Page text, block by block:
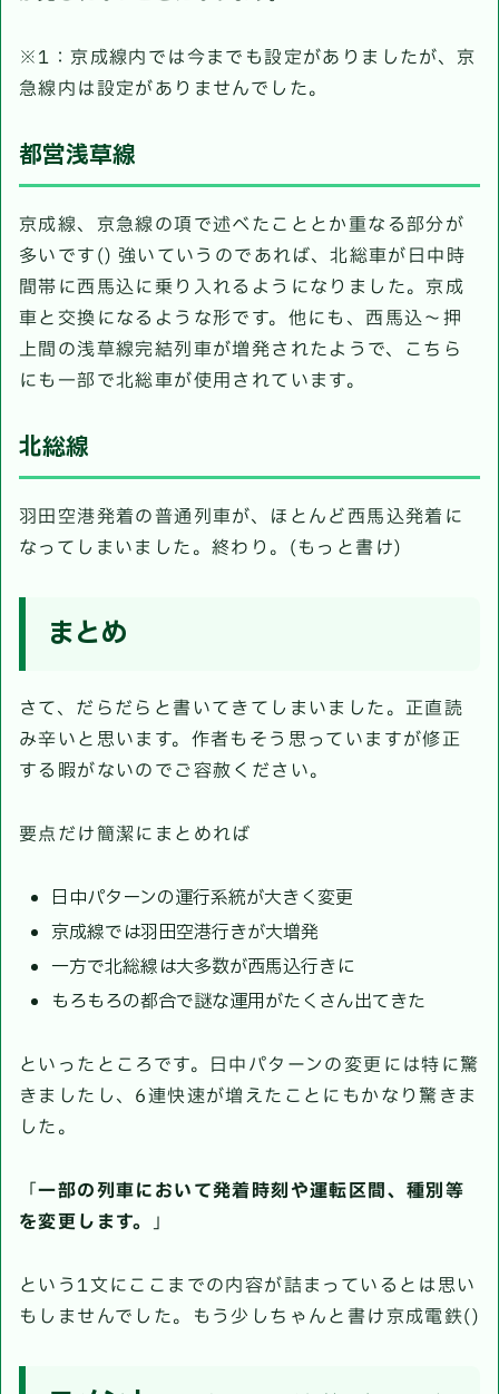
※1：京成線内では今までも設定がありましたが、京
急線内は設定がありませんでした。
都営浅草線
京成線、京急線の項で述べたこととか重なる部分が
多いです() 強いていうのであれば、北総車が日中時
間帯に西馬込に乗り入れるようになりました。京成
車と交換になるような形です。他にも、西馬込～押
上間の浅草線完結列車が増発されたようで、こちら
にも一部で北総車が使用されています。
北総線
羽田空港発着の普通列車が、ほとんど西馬込発着に
なってしまいました。終わり。(もっと書け)
まとめ
さて、だらだらと書いてきてしまいました。正直読
み辛いと思います。作者もそう思っていますが修正
する暇がないのでご容赦ください。
要点だけ簡潔にまとめれば
日中パターンの運行系統が大きく変更
京成線では羽田空港行きが大増発
一方で北総線は大多数が西馬込行きに
もろもろの都合で謎な運用がたくさん出てきた
といったところです。日中パターンの変更には特に驚
きましたし、6連快速が増えたことにもかなり驚きま
した。
「一部の列車において発着時刻や運転区間、種別等
を変更します。 」
という1文にここまでの内容が詰まっているとは思い
もしませんでした。もう少しちゃんと書け京成電鉄()